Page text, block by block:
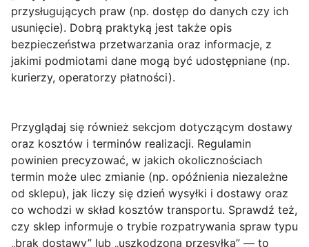
przysługujących praw (np. dostęp do danych czy ich
usunięcie). Dobrą praktyką jest także opis
bezpieczeństwa przetwarzania oraz informacje, z
jakimi podmiotami dane mogą być udostępniane (np.
kurierzy, operatorzy płatności).
Przyglądaj się również sekcjom dotyczącym dostawy
oraz kosztów i terminów realizacji. Regulamin
powinien precyzować, w jakich okolicznościach
termin może ulec zmianie (np. opóźnienia niezależne
od sklepu), jak liczy się dzień wysyłki i dostawy oraz
co wchodzi w skład kosztów transportu. Sprawdź też,
czy sklep informuje o trybie rozpatrywania spraw typu
„brak dostawy” lub „uszkodzona przesyłka” — to